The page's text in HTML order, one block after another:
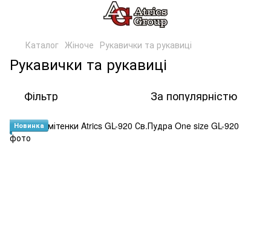
Каталог Жіноче Рукавички та рукавиці
Рукавички та рукавиці
Фільтр За популярністю
Новинка